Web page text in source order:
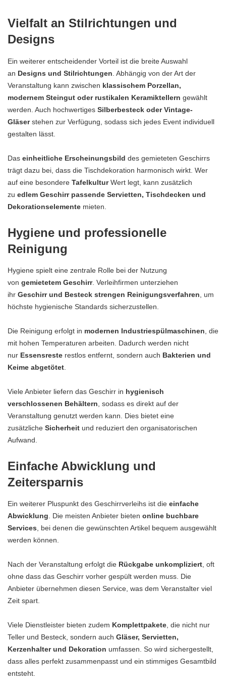
Vielfalt an Stilrichtungen und
Designs
Ein weiterer entscheidender Vorteil ist die breite Auswahl
an Designs und Stilrichtungen . Abhängig von der Art der
Veranstaltung kann zwischen klassischem Porzellan,
modernem Steingut oder rustikalen Keramiktellern gewählt
werden. Auch hochwertiges Silberbesteck oder Vintage-
Gläserstehen zur Verfügung, sodass sich jedes Event individuell
gestalten lässt.
Das einheitliche Erscheinungsbild des gemieteten Geschirrs
trägt dazu bei, dass die Tischdekoration harmonisch wirkt. Wer
auf eine besondere TafelkulturWert legt, kann zusätzlich
zu edlem Geschirr passende Servietten, Tischdecken und
Dekorationselemente mieten.
Hygiene und professionelle
Reinigung
Hygiene spielt eine zentrale Rolle bei der Nutzung
von gemietetem Geschirr. Verleihfirmen unterziehen
ihr Geschirr und Besteck strengen Reinigungsverfahren , um
höchste hygienische Standards sicherzustellen.
Die Reinigung erfolgt in modernen Industriespülmaschinen , die
mit hohen Temperaturen arbeiten. Dadurch werden nicht
nur Essensreste restlos entfernt, sondern auch Bakterien und
Keime abgetötet
Viele Anbieter liefern das Geschirr in hygienisch
verschlossenen Behältern , sodass es direkt auf der
Veranstaltung genutzt werden kann. Dies bietet eine
zusätzliche Sicherheit und reduziert den organisatorischen
Aufwand.
Einfache Abwicklung und
Zeitersparnis
Ein weiterer Pluspunkt des Geschirrverleihs ist die einfache
Abwicklung. Die meisten Anbieter bieten online buchbare
Services, bei denen die gewünschten Artikel bequem ausgewählt
werden können.
Nach der Veranstaltung erfolgt die Rückgabe unkompliziert, oft
ohne dass das Geschirr vorher gespült werden muss. Die
Anbieter übernehmen diesen Service, was dem Veranstalter viel
Zeit spart.
Viele Dienstleister bieten zudem Komplettpakete, die nicht nur
Teller und Besteck, sondern auch Gläser, Servietten,
Kerzenhalter und Dekoration umfassen. So wird sichergestellt,
dass alles perfekt zusammenpasst und ein stimmiges Gesamtbild
entsteht.